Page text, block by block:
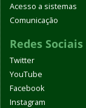
Acesso a sistemas
Comunicação
Redes Sociais
Twitter
YouTube
Facebook
Instagram